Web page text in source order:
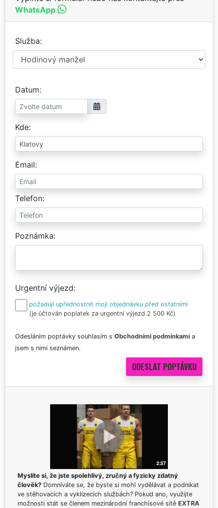
WhatsApp
Služba
Datum
Kde
Email
Telefon
Poznámka
Urgentní výjezd
požaduji upřednostnit moji objednávku před ostatními
(je účtován poplatek za urgentní výjezd 2 500 Kč)
Odesláním poptávky souhlasím s Obchodními podmínkami a
jsem s nimi seznámen.
Myslíte si, že jste spolehlivý, zručný a fyzicky zdatný
člověk? Domníváte se, že byste si mohl vydělávat a podnikat
ve stěhovacích a vyklízecích službách? Pokud ano, využijte
možnosti stát se členem mezinárodní franchisové sítě EXTRA